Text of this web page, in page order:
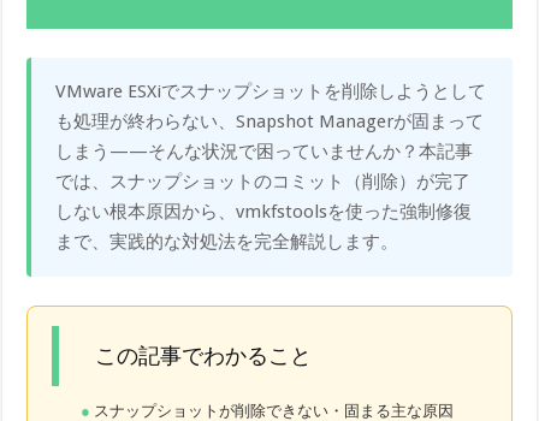
VMware ESXiでスナップショットを削除しようとして
も処理が終わらない、Snapshot Managerが固まって
しまう——そんな状況で困っていませんか？本記事
では、スナップショットのコミット（削除）が完了
しない根本原因から、vmkfstoolsを使った強制修復
まで、実践的な対処法を完全解説します。
この記事でわかること
スナップショットが削除できない・固まる主な原因